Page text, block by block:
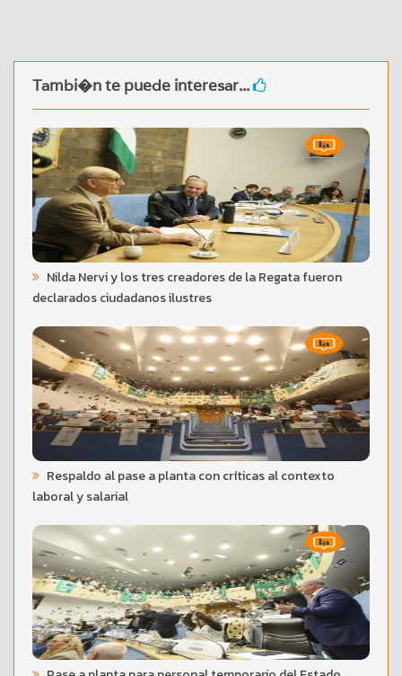
Tambi�n te puede interesar...
Nilda Nervi y los tres creadores de la Regata fueron
declarados ciudadanos ilustres
Respaldo al pase a planta con críticas al contexto
laboral y salarial